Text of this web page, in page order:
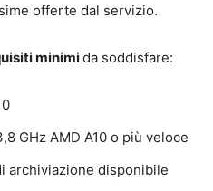
offerte dal servizio.
minimida soddisfare:
GHz AMD A10 o più veloce
archiviazione disponibile